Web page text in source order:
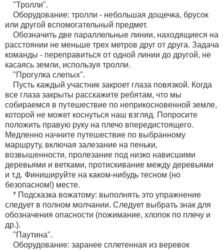
"Тролли".
Оборудование: тролли - небольшая дощечка, брусок
или другой вспомогательный предмет.
Обозначить две параллельные линии, находящиеся на
расстоянии не меньше трех метров друг от друга. Задача
команды - переправиться от одной линии до другой, не
касаясь земли, используя тролли.
"Прогулка слепых".
Пусть каждый участник закроет глаза повязкой. Когда
все глаза закрыты расскажите ребятам, что мы
собираемся в путешествие по неприкосновенной земле,
которой не может коснуться наш взгляд. Попросите
положить правую руку на плечо впередистоящего.
Медленно начните путешествие по выбранному
маршруту, включая залезание на пеньки,
возвышенности, пролезание под низко нависшими
деревьями и ветками, протискивание между деревьями
и т.д. Финишируйте на каком-нибудь тесном (но
безопасном!) месте.
* Подсказка вожатому: выполнять это упражнение
следует в полном молчании. Следует выбрать знак для
обозначения опасности (пожимание, хлопок по плечу и
др.).
"Паутина".
Оборудование: заранее сплетенная из веревок